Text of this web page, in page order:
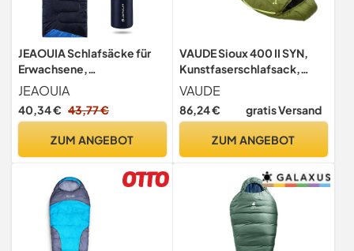
JEAOUIA Schlafsäcke für
Erwachsene,
Rucksackreisen, leicht,
wasserdicht, 3-
Jahreszeiten-Schlafsack
Mädchen, Jungen, Herren,
Wandern, Outdoor-Reisen,
Jagd, m
JEAOUIA
40,34 € 43,77 €
ZUM ANGEBOT
VAUDE Sioux 400 II SYN,
Kunstfaserschlafsack,
Avocado, Left
VAUDE
86,24 € gratis Versand
ZUM ANGEBOT